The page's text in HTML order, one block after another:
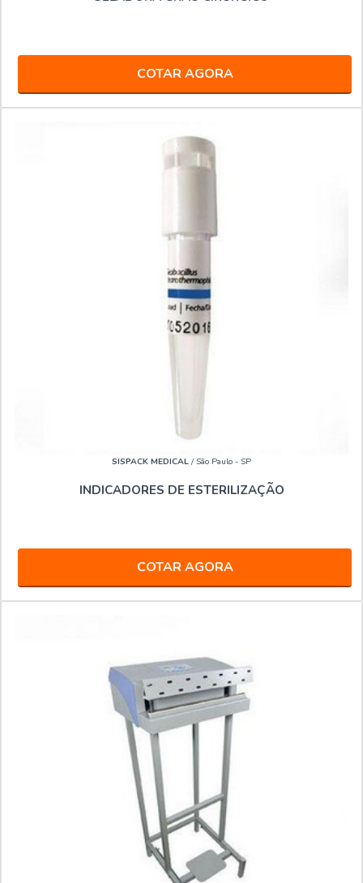
COTAR AGORA
SISPACK MEDICAL / São Paulo - SP
INDICADORES DE ESTERILIZAÇÃO
COTAR AGORA